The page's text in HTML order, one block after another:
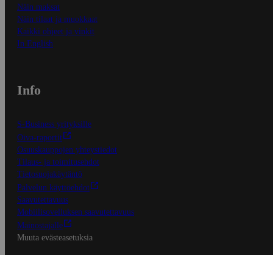
Näin maksat
Näin tilaat ja muokkaat
Kaikki ohjeet ja vinkit
In English
Info
S-Business yrityksille
Oiva-raportit
Osuuskauppojen yhteystiedot
Tilaus- ja toimitusehdot
Tietosuojakäytäntö
Palvelun käyttöehdot
Saavutettavuus
Mobiilisovelluksen saavutettavuus
Mainostajalle
Muuta evästeasetuksia